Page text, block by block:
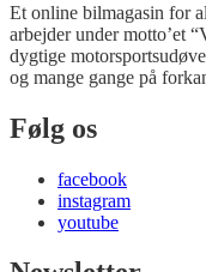
Et online bilmagasin for
arbejder under motto’et
dygtige
og mange gange på
Følg os
facebook
instagram
youtube